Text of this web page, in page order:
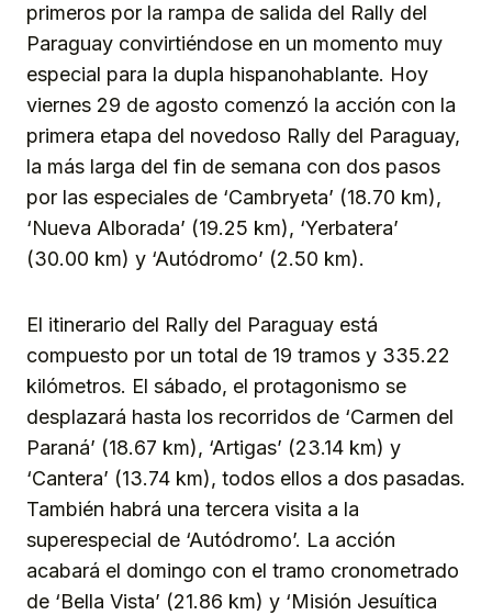
primeros por la rampa de salida del Rally del
Paraguay convirtiéndose en un momento muy
especial para la dupla hispanohablante. Hoy
viernes 29 de agosto comenzó la acción con la
primera etapa del novedoso Rally del Paraguay,
la más larga del fin de semana con dos pasos
por las especiales de ‘Cambryeta’ (18.70 km),
‘Nueva Alborada’ (19.25 km), ‘Yerbatera’
(30.00 km) y ‘Autódromo’ (2.50 km).
El itinerario del Rally del Paraguay está
compuesto por un total de 19 tramos y 335.22
kilómetros. El sábado, el protagonismo se
desplazará hasta los recorridos de ‘Carmen del
Paraná’ (18.67 km), ‘Artigas’ (23.14 km) y
‘Cantera’ (13.74 km), todos ellos a dos pasadas.
También habrá una tercera visita a la
superespecial de ‘Autódromo’. La acción
acabará el domingo con el tramo cronometrado
de ‘Bella Vista’ (21.86 km) y ‘Misión Jesuítica